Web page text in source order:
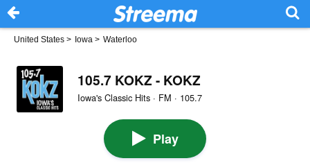
United States > Iowa > Waterloo
105.7 KOKZ - KOKZ
Iowa's Classic Hits · FM · 105.7
Play